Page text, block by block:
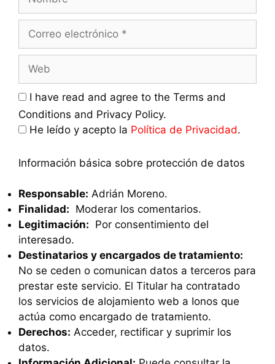
Correo
Web
I have read and agree to the Terms and
Conditions and Privacy Policy.
He leído y acepto la Política de Privacidad.
Información básica sobre protección de datos
Responsable: Adrián Moreno.
Finalidad: Moderar los comentarios.
Legitimación: Por consentimiento del
interesado.
Destinatarios y encargados de tratamiento:
No se ceden o comunican datos a terceros para
prestar este servicio. El Titular ha contratado
los servicios de alojamiento web a Ionos que
actúa como encargado de tratamiento.
Derechos: Acceder, rectificar y suprimir los
datos.